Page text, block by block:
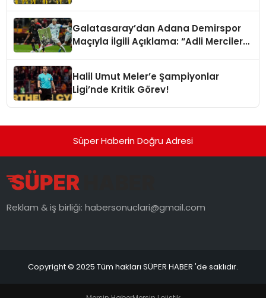
Galatasaray’dan Adana Demirspor
Maçıyla İlgili Açıklama: “Adli Mercilere
Halil Umut Meler’e Şampiyonlar
Ligi’nde Kritik Görev!
Süper Haberin Doğru Adresi
Reklam & iş birliği:habersonuclari@gmail.com
Copyright © 2025 Tüm hakları SÜPER HABER 'de saklıdır.